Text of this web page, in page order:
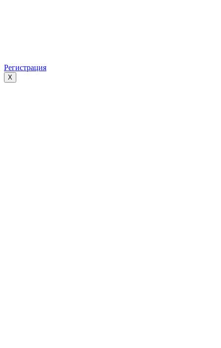
Регистрация
X